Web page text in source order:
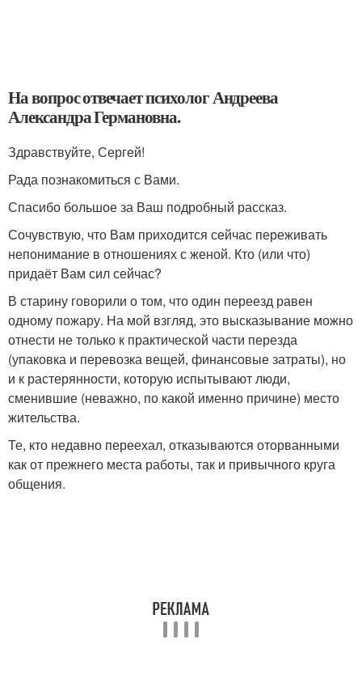
На вопрос отвечает психолог Андреева
Александра Германовна.
Здравствуйте, Сергей!
Рада познакомиться с Вами.
Спасибо большое за Ваш подробный рассказ.
Сочувствую, что Вам приходится сейчас переживать
непонимание в отношениях с женой. Кто (или что)
придаёт Вам сил сейчас?
В старину говорили о том, что один переезд равен
одному пожару. На мой взгляд, это высказывание можно
отнести не только к практической части перезда
(упаковка и перевозка вещей, финансовые затраты), но
и к растерянности, которую испытывают люди,
сменившие (неважно, по какой именно причине) место
жительства.
Те, кто недавно переехал, отказываются оторванными
как от прежнего места работы, так и привычного круга
общения.